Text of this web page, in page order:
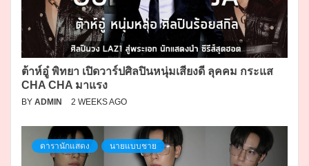
ต้าห์อู๋ พิทยา เปิดวาร์ปศิลปินหนุ่มเสียงดี ลุคคม กระแส
CHA CHA มาแรง
BY ADMIN 2 WEEKS AGO
ดารานักแสดง นายแบบชาย